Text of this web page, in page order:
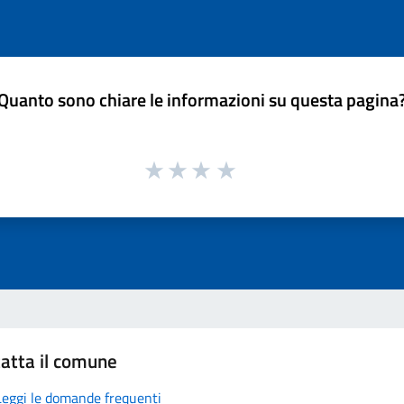
sono chiare le informazioni su questa
il comune
le domande frequenti